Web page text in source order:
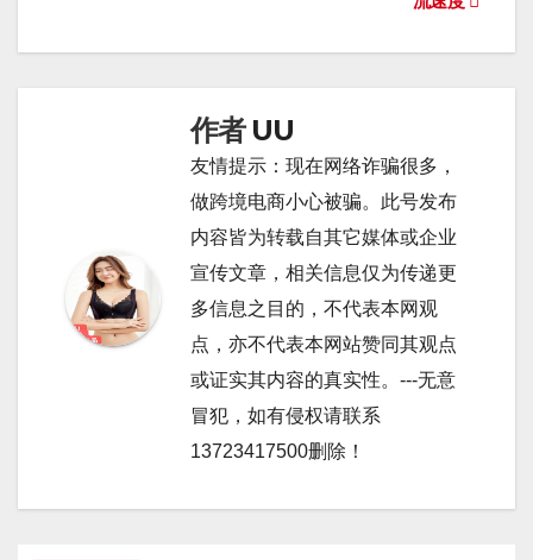
导
作者 UU
友情提示：现在网络诈骗很多，
做跨境电商小心被骗。此号发布
内容皆为转载自其它媒体或企业
宣传文章，相关信息仅为传递更
多信息之目的，不代表本网观
点，亦不代表本网站赞同其观点
或证实其内容的真实性。---无意
冒犯，如有侵权请联系
13723417500删除！